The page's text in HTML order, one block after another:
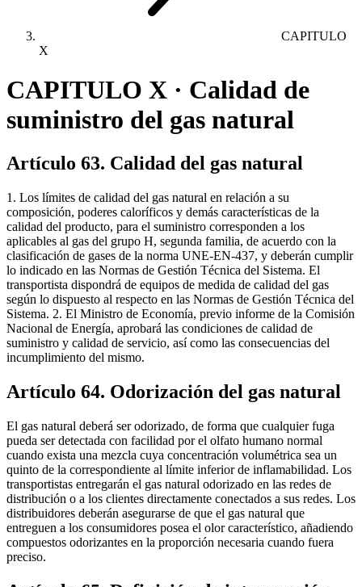
CAPITULO
X
CAPITULO X · Calidad de
suministro del gas natural
Artículo 63. Calidad del gas natural
1. Los límites de calidad del gas natural en relación a su
composición, poderes caloríficos y demás características de la
calidad del producto, para el suministro corresponden a los
aplicables al gas del grupo H, segunda familia, de acuerdo con la
clasificación de gases de la norma UNE-EN-437, y deberán cumplir
lo indicado en las Normas de Gestión Técnica del Sistema. El
transportista dispondrá de equipos de medida de calidad del gas
según lo dispuesto al respecto en las Normas de Gestión Técnica del
Sistema. 2. El Ministro de Economía, previo informe de la Comisión
Nacional de Energía, aprobará las condiciones de calidad de
suministro y calidad de servicio, así como las consecuencias del
incumplimiento del mismo.
Artículo 64. Odorización del gas natural
El gas natural deberá ser odorizado, de forma que cualquier fuga
pueda ser detectada con facilidad por el olfato humano normal
cuando exista una mezcla cuya concentración volumétrica sea un
quinto de la correspondiente al límite inferior de inflamabilidad. Los
transportistas entregarán el gas natural odorizado en las redes de
distribución o a los clientes directamente conectados a sus redes. Los
distribuidores deberán asegurarse de que el gas natural que
entreguen a los consumidores posea el olor característico, añadiendo
compuestos odorizantes en la proporción necesaria cuando fuera
preciso.